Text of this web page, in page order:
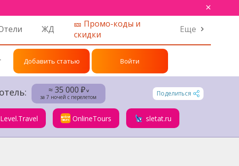
×
ЖД
🎫 Промо-коды и
скидки
Еще
Добавить статью Войти
≈ 35 000 ₽˅
за 7 ночей с перелетом
Поделиться
Level.Travel OnlineTours sletat.ru